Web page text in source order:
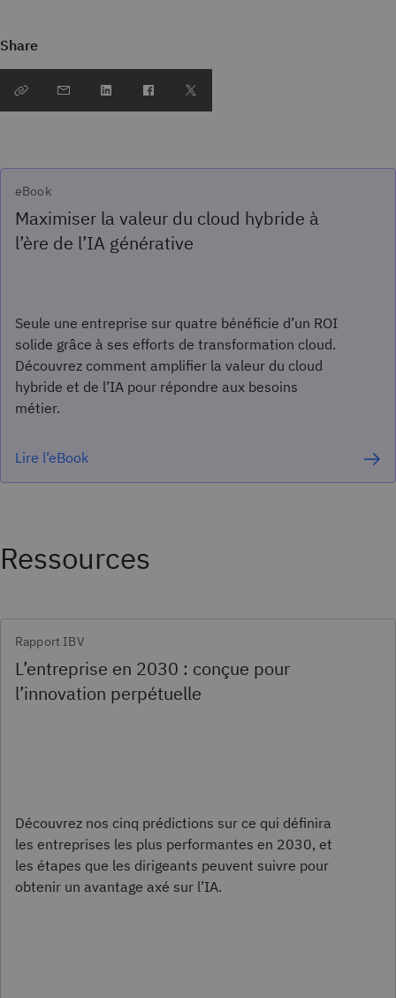
Share
eBook
Maximiser la valeur du cloud hybride à
l’ère de l’IA générative
Seule une entreprise sur quatre bénéficie d’un ROI
solide grâce à ses efforts de transformation cloud.
Découvrez comment amplifier la valeur du cloud
hybride et de l’IA pour répondre aux besoins
métier.
Lire l’eBook
Ressources
Rapport IBV
L’entreprise en 2030 : conçue pour
l’innovation perpétuelle
Découvrez nos cinq prédictions sur ce qui définira
les entreprises les plus performantes en 2030, et
les étapes que les dirigeants peuvent suivre pour
obtenir un avantage axé sur l’IA.